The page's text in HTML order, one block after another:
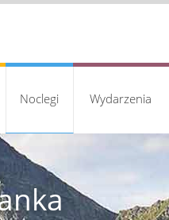
Noclegi Wydarzenia